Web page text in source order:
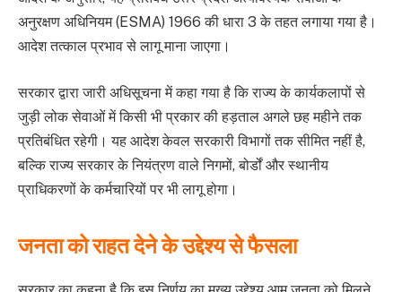
अनुरक्षण अधिनियम (ESMA) 1966 की धारा 3 के तहत लगाया गया है।
आदेश तत्काल प्रभाव से लागू माना जाएगा।
सरकार द्वारा जारी अधिसूचना में कहा गया है कि राज्य के कार्यकलापों से
जुड़ी लोक सेवाओं में किसी भी प्रकार की हड़ताल अगले छह महीने तक
प्रतिबंधित रहेगी। यह आदेश केवल सरकारी विभागों तक सीमित नहीं है,
बल्कि राज्य सरकार के नियंत्रण वाले निगमों, बोर्डों और स्थानीय
प्राधिकरणों के कर्मचारियों पर भी लागू होगा।
जनता को राहत देने के उद्देश्य से फैसला